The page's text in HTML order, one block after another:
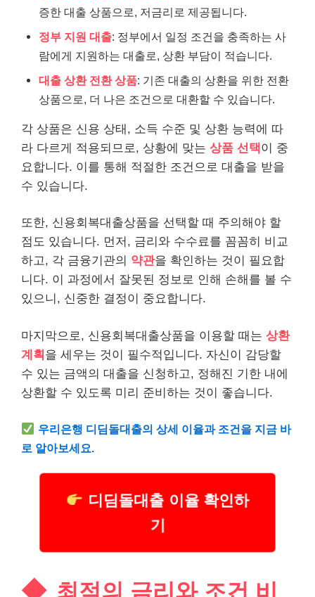
증한 대출 상품으로, 저금리로 제공됩니다.
정부 지원 대출: 정부에서 일정 조건을 충족하는 사
람에게 지원하는 대출로, 상환 부담이 적습니다.
대출 상환 전환 상품: 기존 대출의 상환을 위한 전환
상품으로, 더 나은 조건으로 대환할 수 있습니다.
각 상품은 신용 상태, 소득 수준 및 상환 능력에 따
라 다르게 적용되므로, 상황에 맞는 상품 선택이 중
요합니다. 이를 통해 적절한 조건으로 대출을 받을
수 있습니다.
또한, 신용회복대출상품을 선택할 때 주의해야 할
점도 있습니다. 먼저, 금리와 수수료를 꼼꼼히 비교
하고, 각 금융기관의 약관을 확인하는 것이 필요합
니다. 이 과정에서 잘못된 정보로 인해 손해를 볼 수
있으니, 신중한 결정이 중요합니다.
마지막으로, 신용회복대출상품을 이용할 때는 상환
계획 을 세우는 것이 필수적입니다. 자신이 감당할
수 있는 금액의 대출을 신청하고, 정해진 기한 내에
상환할 수 있도록 미리 준비하는 것이 좋습니다.
우리은행 디딤돌대출의 상세 이율과 조건을 지금 바
로 알아보세요.
디딤돌대출 이율 확인하
기
최적의 금리와 조건 비